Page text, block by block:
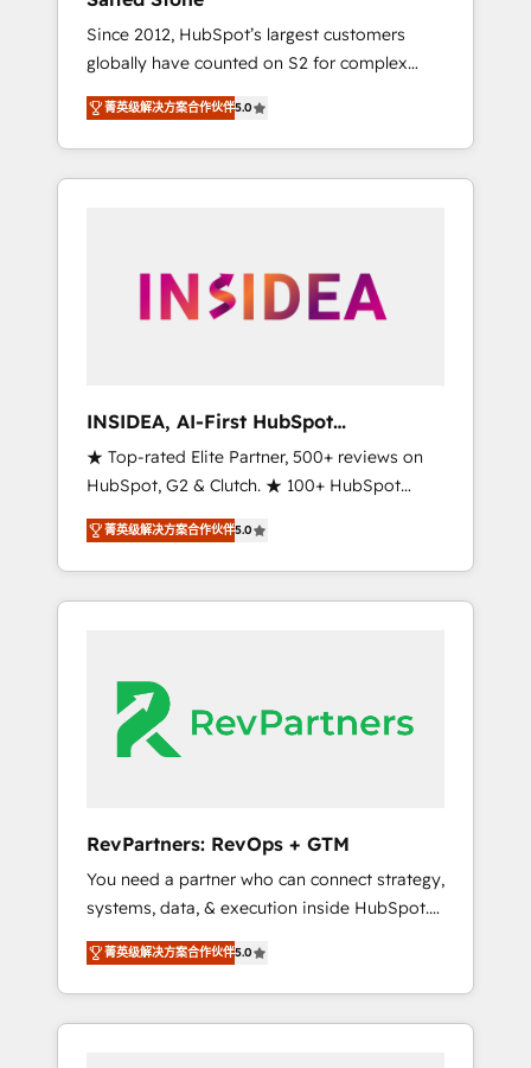
Since 2012, HubSpot’s largest customers
globally have counted on S2 for complex
migrations, change management, systems
integration, and creative solutions that
deliver measurable impact and transform
brand experiences As one of the few full-
globally regionalized HubSpot websites,
integrated marketing campaigns, & RevOps
adoption with change-management
programs, and align marketing, sales, and
service to drive sustainable growth With 6
key HubSpot accreditations and experience
across hundreds of organizations in dozens
of industries, there’s a good chance one of
our globally integrated teams has worked
looking for...and get your next big initiative
moving!
菁英级解决方案合作伙伴5.0
INSIDEA, AI-First HubSpot
Onboarding & RevOps
★ Top-rated Elite Partner, 500+ reviews on
HubSpot, G2 & Clutch. ★ 100+ HubSpot
Certified Experts & Trainers across the team
★ 1,500+ implementations across five
continents ★ AI-First, RevOps-led,
Onboarding obsessed ★ Company of the
engine. We onboard your team, migrate your
data, and build AI-powered workflows that
drive adoption from week one, in your time
from any legacy CRM. Zero downtime, full
data integrity. ➤ Implementation: Configure
HubSpot to run your revenue process. Sales,
marketing, and service wired together. ➤ AI
and Integrations: Layer Breeze AI, custom
agents, and APIs to remove manual work. ➤
Ongoing Management: Monthly tune-ups,
菁英级解决方案合作伙伴5.0
RevPartners: RevOps + GTM
You need a partner who can connect strategy,
systems, data, & execution inside HubSpot.
We bridge the gap where most agencies fall
short by combining GTM strategy with
technical execution to solve the right
problem with the right solution. As the only
菁英级解决方案合作伙伴5.0